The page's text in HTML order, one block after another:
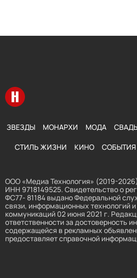
Перейти на главную
ЗВЕЗДЫ МОНАРХИ МОДА
СТИЛЬ ЖИЗНИ КИНО СОБЫТИЯ
ООО «Медиа Технология» (2019-
ИНН 9718149525. Свидетельство о
ФС77- 81184 выдано Федеральной
связи, информационных технологий
коммуникаций 02 июня 2021 г.
ответственности за достоверность
содержащейся в рекламных
предоставляет справочной